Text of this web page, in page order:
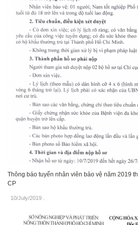
Thông báo tuyển nhân viên bảo vệ năm 2019
CP
10/July/2019